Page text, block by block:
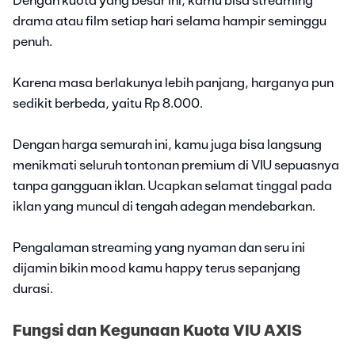
drama atau film setiap hari selama hampir seminggu
penuh.
Karena masa berlakunya lebih panjang, harganya pun
sedikit berbeda, yaitu Rp 8.000.
Dengan harga semurah ini, kamu juga bisa langsung
menikmati seluruh tontonan premium di VIU sepuasnya
tanpa gangguan iklan. Ucapkan selamat tinggal pada
iklan yang muncul di tengah adegan mendebarkan.
Pengalaman streaming yang nyaman dan seru ini
dijamin bikin mood kamu happy terus sepanjang
durasi.
Fungsi dan Kegunaan Kuota VIU AXIS